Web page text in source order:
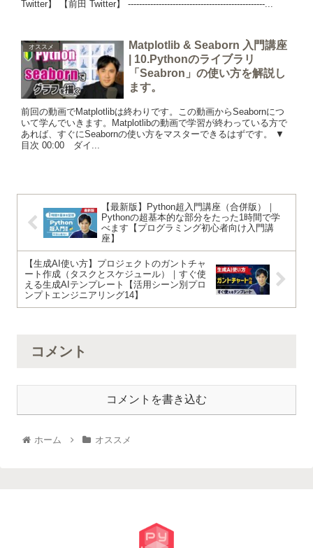
Twitter】 【前田 Twitter】 -------------------------------------------------...
オススメ
Matplotlib & Seaborn 入門講座
| 10.Pythonのライブラリ
「Seabron」の使い方を解説し
ます。
前回の動画でMatplotlibは終わりです。この動画からSeabornにつ
いて学んでいきます。Matplotlibの動画で学習が終わっている方で
あれば、すぐにSeabornの使い方をマスターできるはずです。 ▼
目次 00:00 ダイ...
【最新版】Python超入門講座（合併版）｜
Pythonの超基本的な部分をたった1時間で学
べます【プログラミング初心者向け入門講
座】
【生成AI使い方】プロジェクトのガントチャ
ート作成（タスクとスケジュール）｜すぐ使
える生成AIテンプレート【活用シーン別プロ
ンプトエンジニアリング14】
コメント
コメントを書き込む
ホーム オススメ